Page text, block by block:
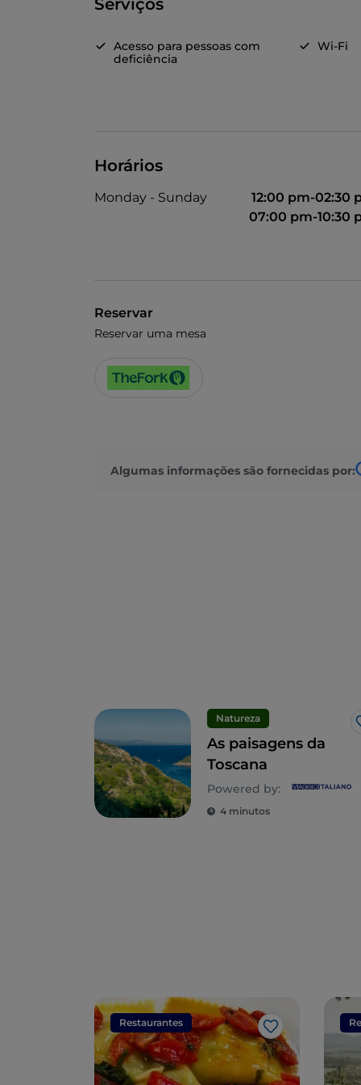
Serviços
Acesso para pessoas com
deficiência
Wi-Fi
Horários
Monday - Sunday
12:00 pm-02:30
07:00 pm-10:30
Reservar
Reservar uma mesa
Algumas informações são fornecidas por:
Natureza
As paisagens da
Toscana
Powered by:
4 minutos
Restaurantes
Gosto